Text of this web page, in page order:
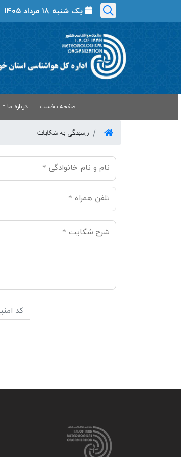
یک شنبه ۱۸ مرداد ۱۴۰۵
صفحه نخست درباره ما
رسیدگی به شکایات